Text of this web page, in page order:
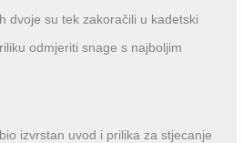
dvoje su tek zakoračili u kadetski
odmjeriti snage s najboljim
izvrstan uvod i prilika za stjecanje